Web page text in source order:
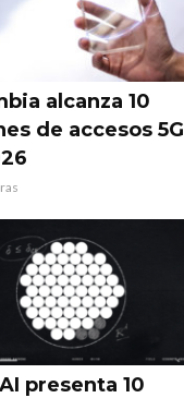
alcanza 10
de accesos 5G
presenta 10